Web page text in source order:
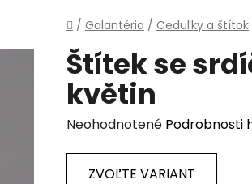
Domov
/ Galantéria / Ceduľky a štítok
Štítek se
květin
Priemerné
produktu
Neohodnotené Podrobnosti
ZVOĽTE VARIANT